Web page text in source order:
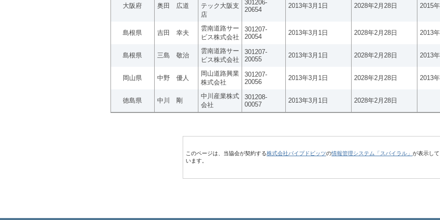
大阪府 奥田 広道
テック大阪支
店
301206-
20654
2013年3月1日 2028年2月28日 2015
島根県 吉田 幸夫
雲南道路サー
ビス株式会社
301207-
20054
2013年3月1日 2028年2月28日 2013
島根県 三島 敬治
雲南道路サー
ビス株式会社
301207-
20055
2013年3月1日 2028年2月28日 2013
岡山県 中野 優人
岡山道路興業
株式会社
301207-
20056
2013年3月1日 2028年2月28日 2013
徳島県 中川 剛
中川産業株式
会社
301208-
00057
2013年3月1日 2028年2月28日
このページは、当協会が契約する株式会社パイプドビッツの情報管理システム「スパイラル」 が表示して
います。